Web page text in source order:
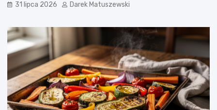
31 lipca 2026 Darek Matuszewski